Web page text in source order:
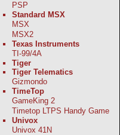
PSP
Standard MSX
MSX
MSX2
Texas Instruments
TI-99/4A
Tiger
Tiger Telematics
Gizmondo
TimeTop
GameKing 2
Timetop LTPS Handy Game
Univox
Univox 41N